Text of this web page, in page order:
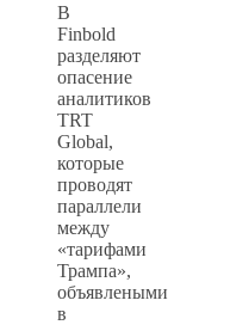
В
Finbold
разделяют
опасение
аналитиков
TRT
Global,
которые
проводят
параллели
между
«тарифами
Трампа»,
объявлеными
в